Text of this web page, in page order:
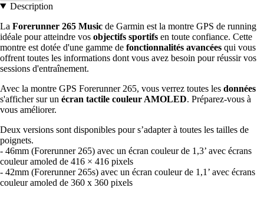
Description
La Forerunner 265 Music de Garmin est la montre GPS de running
idéale pour atteindre vos objectifs sportifs en toute confiance. Cette
montre est dotée d'une gamme de fonctionnalités avancées qui vous
offrent toutes les informations dont vous avez besoin pour réussir vos
sessions d'entraînement.
Avec la montre GPS Forerunner 265, vous verrez toutes les données
s'afficher sur un écran tactile couleur AMOLED. Préparez-vous à
vous améliorer.
Deux versions sont disponibles pour s’adapter à toutes les tailles de
poignets.
- 46mm (Forerunner 265) avec un écran couleur de 1,3’ avec écrans
couleur amoled de 416 × 416 pixels
- 42mm (Forerunner 265s) avec un écran couleur de 1,1’ avec écrans
couleur amoled de 360 x 360 pixels